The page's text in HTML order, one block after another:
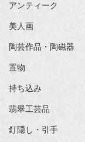
アンティーク
美人画
陶芸作品・陶磁器
置物
持ち込み
翡翠工芸品
釘隠し・引手